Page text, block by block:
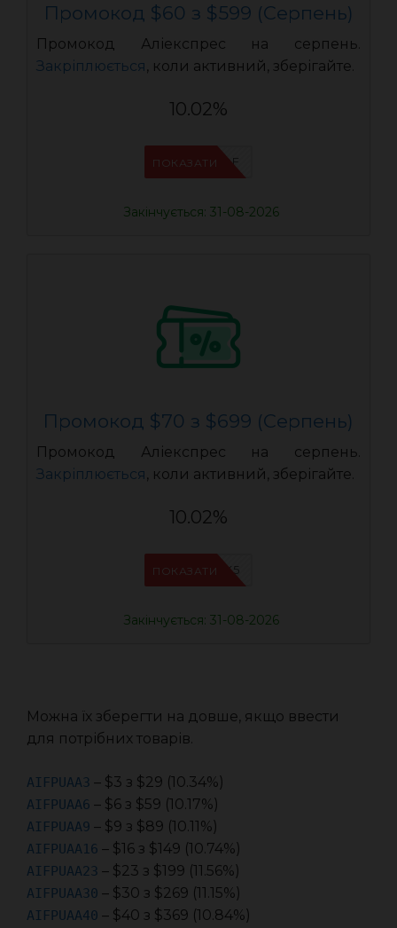
Промокод $60 з $599 (Серпень)
Промокод Аліекспрес на серпень.
Закріплюється, коли активний, зберігайте.
10.02%
IFPVSDOF
ПОКАЗАТИ
Закінчується: 31-08-2026
Промокод $70 з $699 (Серпень)
Промокод Аліекспрес на серпень.
Закріплюється, коли активний, зберігайте.
10.02%
IFPJJWK5
ПОКАЗАТИ
Закінчується: 31-08-2026
Можна їх зберегти на довше, якщо ввести
для потрібних товарів.
AIFPUAA3 – $3 з $29 (10.34%)
AIFPUAA6 – $6 з $59 (10.17%)
AIFPUAA9 – $9 з $89 (10.11%)
AIFPUAA16 – $16 з $149 (10.74%)
AIFPUAA23 – $23 з $199 (11.56%)
AIFPUAA30 – $30 з $269 (11.15%)
AIFPUAA40 – $40 з $369 (10.84%)